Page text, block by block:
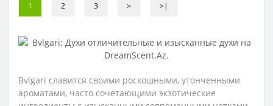
1 2 3 > >|
Bvlgari славится своими роскошными, утонченными
ароматами, часто сочетающими экзотические